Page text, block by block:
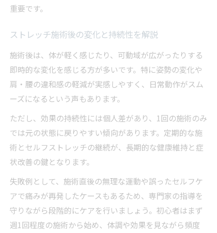
重要です。
ストレッチ施術後の変化と持続性を解説
施術後は、体が軽く感じたり、可動域が広がったりする
即時的な変化を感じる方が多いです。特に姿勢の変化や
肩・腰の違和感の軽減が実感しやすく、日常動作がスム
ーズになるという声もあります。
ただし、効果の持続性には個人差があり、1回の施術のみ
では元の状態に戻りやすい傾向があります。定期的な施
術とセルフストレッチの継続が、長期的な健康維持と症
状改善の鍵となります。
失敗例として、施術直後の無理な運動や誤ったセルフケ
アで痛みが再発したケースもあるため、専門家の指導を
守りながら段階的にケアを行いましょう。初心者はまず
週1回程度の施術から始め、体調や効果を見ながら頻度